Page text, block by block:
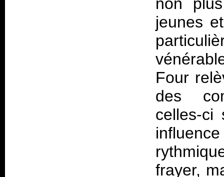
jeunes
Four
des
celles-ci
frayer,